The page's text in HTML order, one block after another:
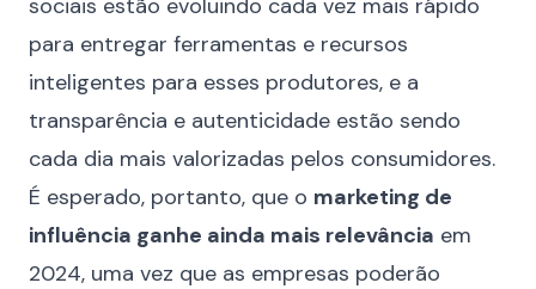
sociais estão evoluindo cada vez mais rápido
para entregar ferramentas e recursos
inteligentes para esses produtores, e a
transparência e autenticidade estão sendo
cada dia mais valorizadas pelos consumidores.
É esperado, portanto, que o marketing de
influência ganhe ainda mais relevância em
2024, uma vez que as empresas poderão